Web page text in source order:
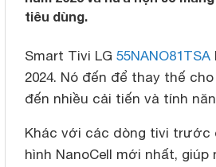
tiêu dùng.
Smart Tivi LG 55NANO81TSA
2024. Nó đến để thay thế
đến nhiều cải tiến và tính
Khác với các dòng tivi trước
hình NanoCell mới nhất,